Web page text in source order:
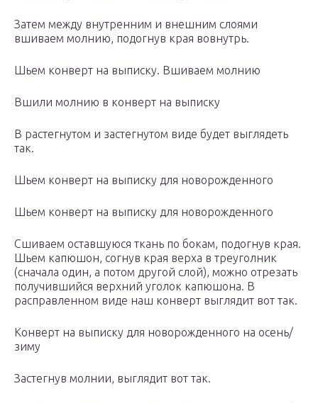
Затем между внутренним и внешним слоями
вшиваем молнию, подогнув края вовнутрь.
Шьем конверт на выписку. Вшиваем молнию
Вшили молнию в конверт на выписку
В растегнутом и застегнутом виде будет выглядеть
так.
Шьем конверт на выписку для новорожденного
Шьем конверт на выписку для новорожденного
Сшиваем оставшуюся ткань по бокам, подогнув края.
Шьем капюшон, согнув края верха в треуголник
(сначала один, а потом другой слой), можно отрезать
получившийся верхний уголок капюшона. В
расправленном виде наш конверт выглядит вот так.
Конверт на выписку для новорожденного на осень/
зиму
Застегнув молнии, выглядит вот так.